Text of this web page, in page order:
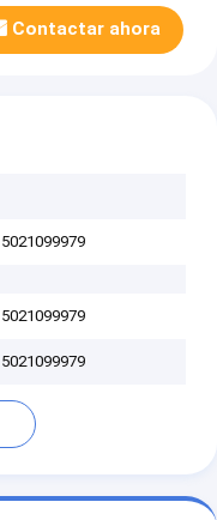
Contactar ahora